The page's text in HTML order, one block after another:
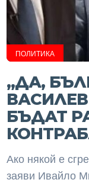
ПОЛИТИКА
„ДА,
БЪДАТ
Ако някой е
заяви Ивайло